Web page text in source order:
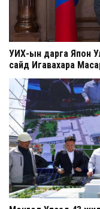
УИХ-ын дарга Япон
сайд Игавахара